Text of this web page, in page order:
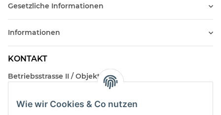
Wie wir Cookies & Co nutzen
Gesetzliche Informationen
Informationen
KONTAKT
Betriebsstrasse II / Objekt 17
Kontakt